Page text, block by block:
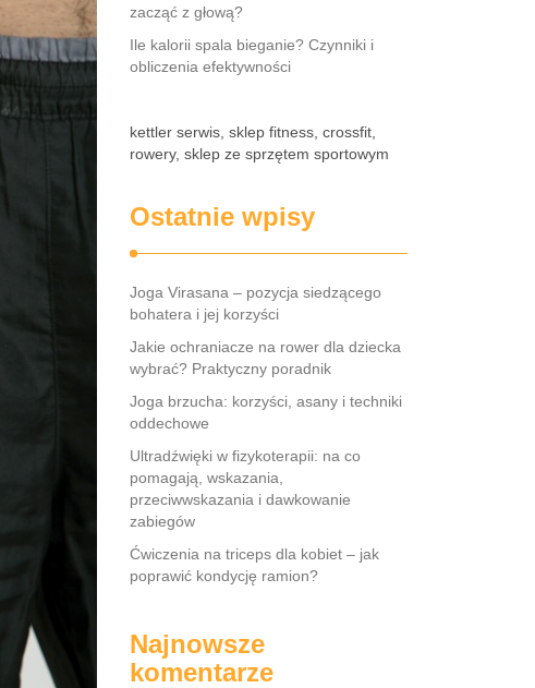
zacząć z głową?
Ile kalorii spala bieganie? Czynniki i
obliczenia efektywności
kettler serwis, sklep fitness, crossfit,
rowery, sklep ze sprzętem sportowym
Ostatnie wpisy
Joga Virasana – pozycja siedzącego
bohatera i jej korzyści
Jakie ochraniacze na rower dla dziecka
wybrać? Praktyczny poradnik
Joga brzucha: korzyści, asany i techniki
oddechowe
Ultradźwięki w fizykoterapii: na co
pomagają, wskazania,
przeciwwskazania i dawkowanie
zabiegów
Ćwiczenia na triceps dla kobiet – jak
poprawić kondycję ramion?
Najnowsze
komentarze